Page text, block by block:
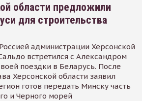
области предложили
для строительства
администрации Херсонской
встретился с Александром
поездки в Беларусь. После
Херсонской области заявил
готов передать Минску часть
и Черного морей